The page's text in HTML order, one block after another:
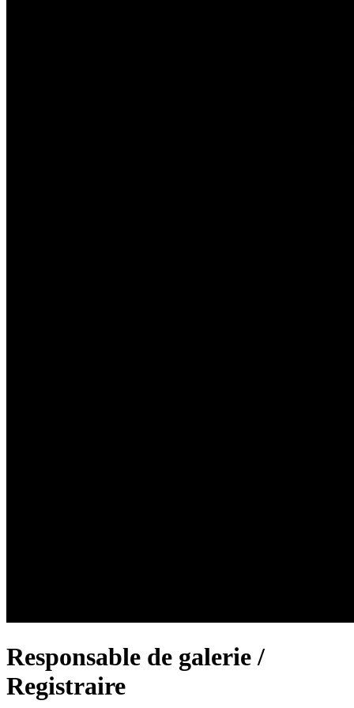
Responsable de galerie /
Registraire